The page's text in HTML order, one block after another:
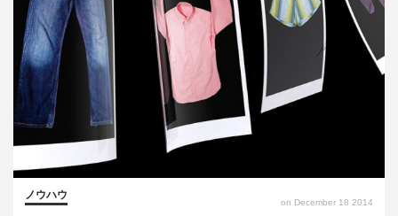
ノウハウ
on December 18 2014